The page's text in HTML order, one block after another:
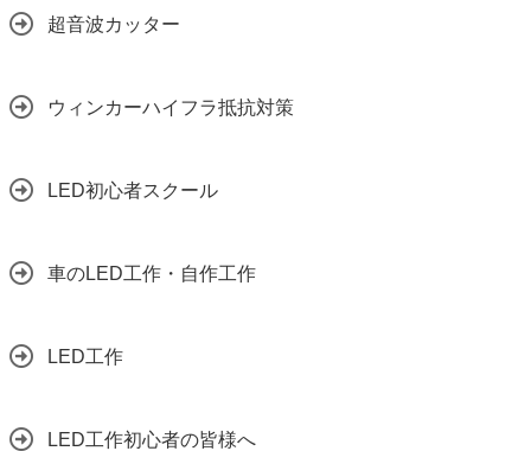
超音波カッター
ウィンカーハイフラ抵抗対策
LED初心者スクール
車のLED工作・自作工作
LED工作
LED工作初心者の皆様へ